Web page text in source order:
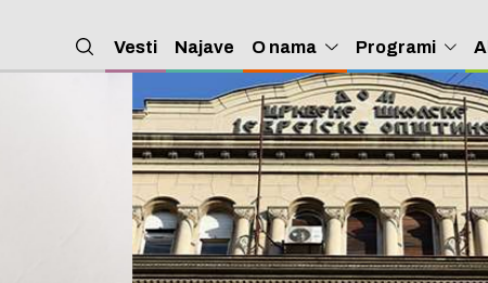
Vesti Najave O nama Programi